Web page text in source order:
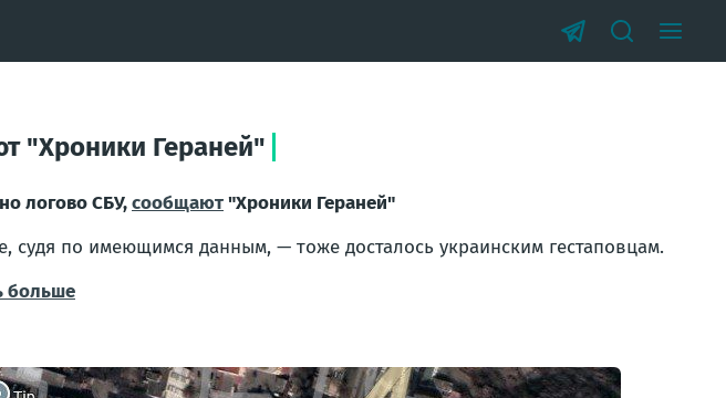
"Хроники Гераней"
логово СБУ,сообщают"Хроники Гераней"
судя по имеющимся данным, — тоже досталось украинским гестаповцам.
больше